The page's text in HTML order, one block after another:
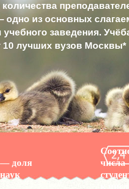
одно из основных
учебного заведения.
10 лучших вузов Москвы*
— доля
числа
к